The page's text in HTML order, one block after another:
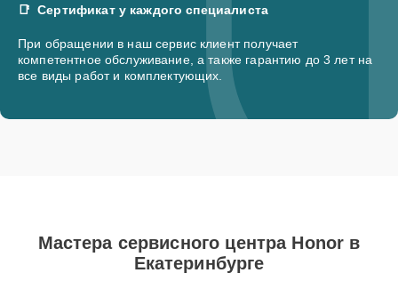
Сертификат у каждого специалиста
При обращении в наш сервис клиент получает
компетентное обслуживание, а также гарантию до 3 лет на
все виды работ и комплектующих.
Мастера сервисного центра Honor в
Екатеринбурге